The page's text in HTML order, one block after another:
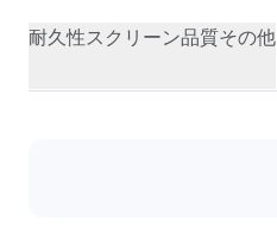
耐久性スクリーン品質その他